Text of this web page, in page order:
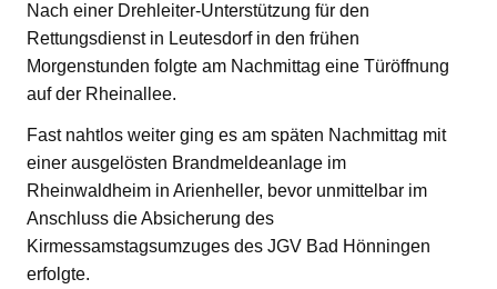
Nach einer Drehleiter-Unterstützung für den
Rettungsdienst in Leutesdorf in den frühen
Morgenstunden folgte am Nachmittag eine Türöffnung
auf der Rheinallee.
Fast nahtlos weiter ging es am späten Nachmittag mit
einer ausgelösten Brandmeldeanlage im
Rheinwaldheim in Arienheller, bevor unmittelbar im
Anschluss die Absicherung des
Kirmessamstagsumzuges des JGV Bad Hönningen
erfolgte.